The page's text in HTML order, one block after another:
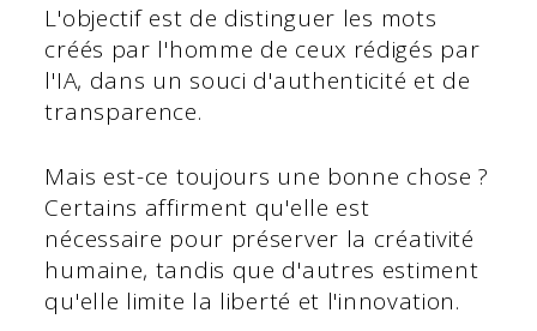
L'objectif est de distinguer les mots
créés par l'homme de ceux rédigés par
l'IA, dans un souci d'authenticité et de
transparence.
Mais est-ce toujours une bonne chose ?
Certains affirment qu'elle est
nécessaire pour préserver la créativité
humaine, tandis que d'autres estiment
qu'elle limite la liberté et l'innovation.